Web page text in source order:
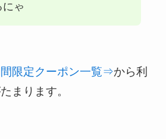
ゃ
限定クーポン一覧⇒から利
まります。